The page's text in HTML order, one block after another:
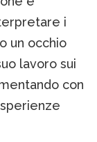
i
un occhio
lavoro sui
con